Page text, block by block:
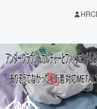
テクノロジー
映像・映画